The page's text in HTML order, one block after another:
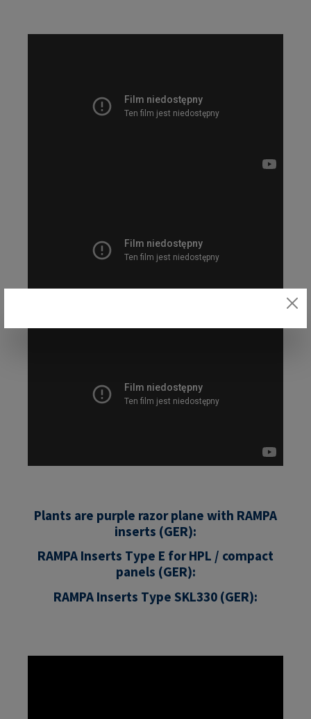
Plants are purple razor plane with RAMPA
inserts (GER):
RAMPA Inserts Type E for HPL / compact
panels (GER):
RAMPA Inserts Type SKL330 (GER):